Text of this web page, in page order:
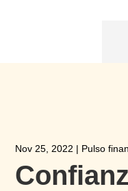
Nov 25, 2022 | Pulso